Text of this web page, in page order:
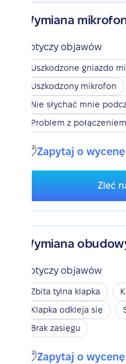
Wymiana
Dotyczy objawów
Uszkodzone gniazdo
Uszkodzony mikrofon
Nie słychać mnie
Problem z połączeniem
Zapytaj o wycenę
Zleć
Wymiana
Dotyczy objawów
Zbita tylna klapka
Klapka odkleja się
Brak zasięgu
Zapytaj o wycenę